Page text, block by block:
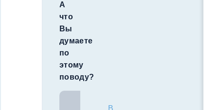
А
что
Вы
думаете
по
этому
поводу?
В